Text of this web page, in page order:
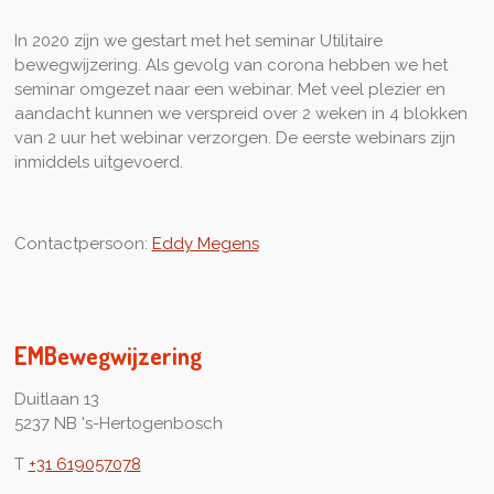
In 2020 zijn we gestart met het seminar Utilitaire
bewegwijzering. Als gevolg van corona hebben we het
seminar omgezet naar een webinar. Met veel plezier en
aandacht kunnen we verspreid over 2 weken in 4 blokken
van 2 uur het webinar verzorgen. De eerste webinars zijn
inmiddels uitgevoerd.
Contactpersoon: Eddy Megens
EMBewegwijzering
Duitlaan 13
5237 NB 's-Hertogenbosch
T +31 619057078